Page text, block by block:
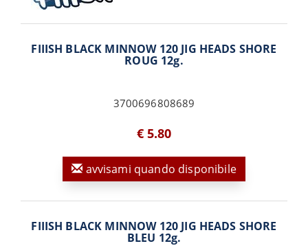
FIIISH BLACK MINNOW 120 JIG HEADS SHORE
ROUG 12g.
3700696808689
€ 5.80
avvisami quando disponibile
FIIISH BLACK MINNOW 120 JIG HEADS SHORE
BLEU 12g.